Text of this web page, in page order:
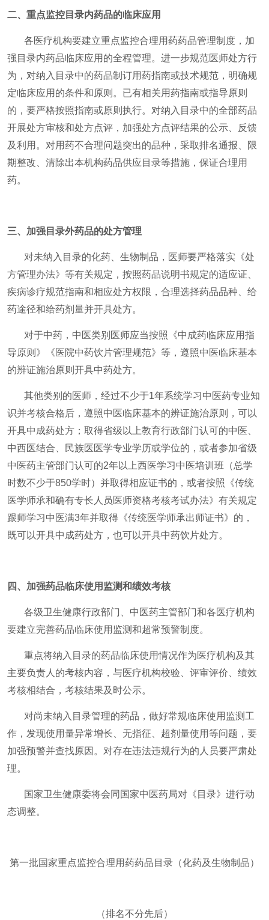
二、重点监控目录内药品的临床应用
各医疗机构要建立重点监控合理用药药品管理制度，加
强目录内药品临床应用的全程管理。进一步规范医师处方行
为，对纳入目录中的药品制订用药指南或技术规范，明确规
定临床应用的条件和原则。已有相关用药指南或指导原则
的，要严格按照指南或原则执行。对纳入目录中的全部药品
开展处方审核和处方点评，加强处方点评结果的公示、反馈
及利用。对用药不合理问题突出的品种，采取排名通报、限
期整改、清除出本机构药品供应目录等措施，保证合理用
药。
三、加强目录外药品的处方管理
对未纳入目录的化药、生物制品，医师要严格落实《处
方管理办法》等有关规定，按照药品说明书规定的适应证、
疾病诊疗规范指南和相应处方权限，合理选择药品品种、给
药途径和给药剂量并开具处方。
对于中药，中医类别医师应当按照《中成药临床应用指
导原则》《医院中药饮片管理规范》等，遵照中医临床基本
的辨证施治原则开具中药处方。
其他类别的医师，经过不少于1年系统学习中医药专业知
识并考核合格后，遵照中医临床基本的辨证施治原则，可以
开具中成药处方；取得省级以上教育行政部门认可的中医、
中西医结合、民族医医学专业学历或学位的，或者参加省级
中医药主管部门认可的2年以上西医学习中医培训班（总学
时数不少于850学时）并取得相应证书的，或者按照《传统
医学师承和确有专长人员医师资格考核考试办法》有关规定
跟师学习中医满3年并取得《传统医学师承出师证书》的，
既可以开具中成药处方，也可以开具中药饮片处方。
四、加强药品临床使用监测和绩效考核
各级卫生健康行政部门、中医药主管部门和各医疗机构
要建立完善药品临床使用监测和超常预警制度。
重点将纳入目录的药品临床使用情况作为医疗机构及其
主要负责人的考核内容，与医疗机构校验、评审评价、绩效
考核相结合，考核结果及时公示。
对尚未纳入目录管理的药品，做好常规临床使用监测工
作，发现使用量异常增长、无指征、超剂量使用等问题，要
加强预警并查找原因。对存在违法违规行为的人员要严肃处
理。
国家卫生健康委将会同国家中医药局对《目录》进行动
态调整。
第一批国家重点监控合理用药药品目录（化药及生物制品）
（排名不分先后）